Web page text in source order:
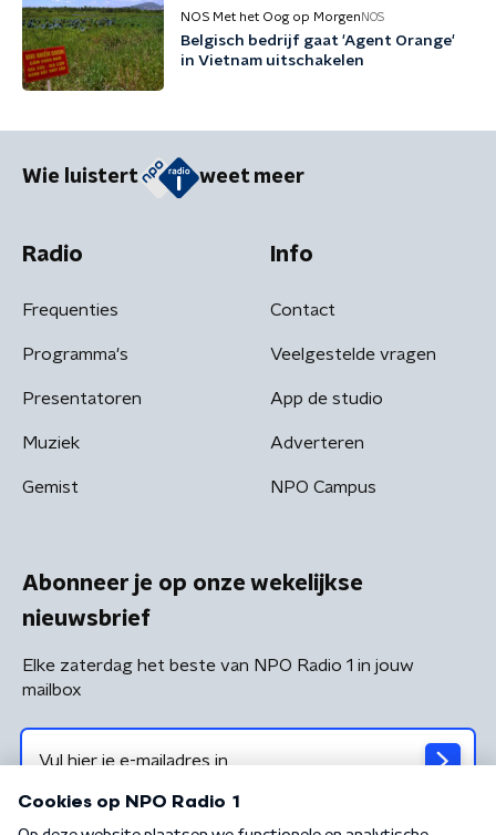
NOS Met het Oog op Morgen NOS
Belgisch bedrijf gaat 'Agent Orange'
in Vietnam uitschakelen
Wie luistert weet meer
Radio
Frequenties
Programma's
Presentatoren
Muziek
Gemist
Info
Contact
Veelgestelde vragen
App de studio
Adverteren
NPO Campus
Abonneer je op onze wekelijkse
nieuwsbrief
Elke zaterdag het beste van NPO Radio 1 in jouw
mailbox